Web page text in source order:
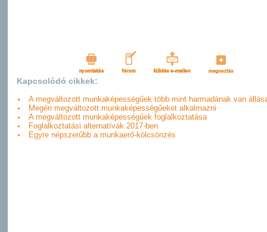
Kapcsolódó cikkek:
A megváltozott munkaképességűek több mint harmadának van
Megéri megváltozott munkaképességűeket alkalmazni
A megváltozott munkaképességűek foglalkoztatása
Foglalkoztatási alternatívák 2017-ben
Egyre népszerűbb a munkaerő-kölcsönzés